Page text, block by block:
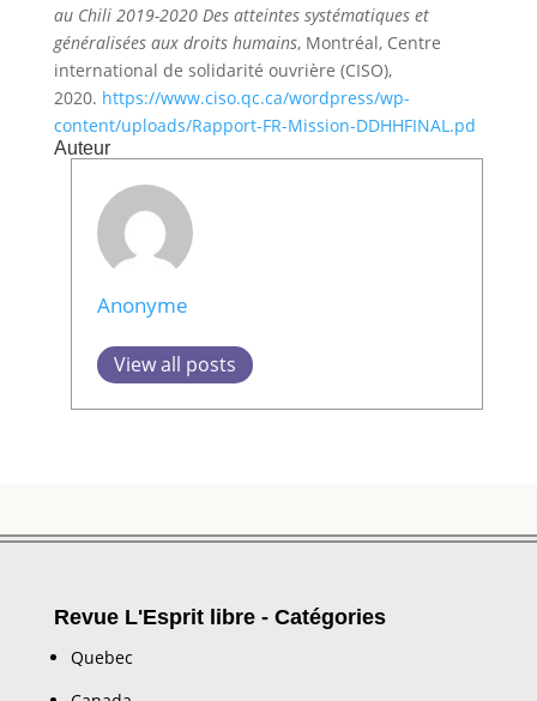
au Chili 2019-2020 Des atteintes systématiques et
généralisées aux droits humains, Montréal, Centre
international de solidarité ouvrière (CISO),
2020. https://www.ciso.qc.ca/wordpress/wp-
content/uploads/Rapport-FR-Mission-DDHHFINAL.pd
Auteur
Anonyme
View all posts
Revue L'Esprit libre - Catégories
Quebec